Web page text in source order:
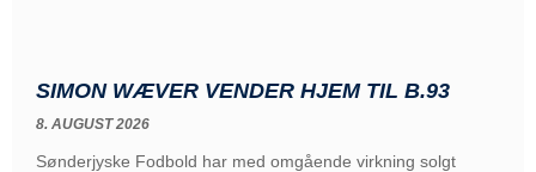
SIMON WÆVER VENDER HJEM TIL B.93
8. AUGUST 2026
Sønderjyske Fodbold har med omgående virkning solgt